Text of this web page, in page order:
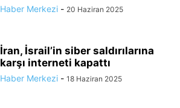
Haber Merkezi - 20 Haziran 2025
İran, İsrail’in siber saldırılarına
karşı interneti kapattı
Haber Merkezi - 18 Haziran 2025